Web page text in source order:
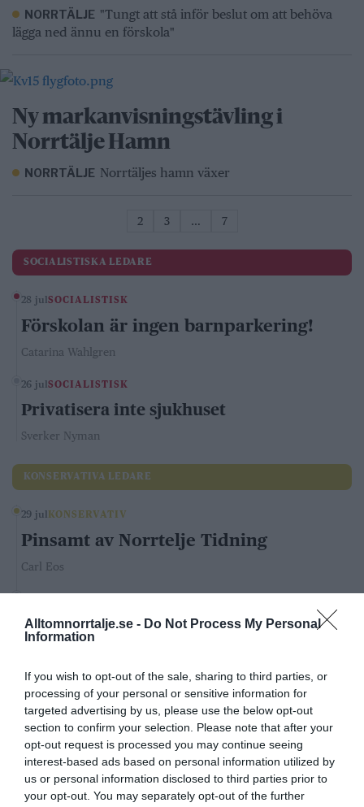
Alltomnorrtalje.se - Do Not Process My Personal
Information
If you wish to opt-out of the sale, sharing to third parties, or
processing of your personal or sensitive information for
targeted advertising by us, please use the below opt-out
section to confirm your selection. Please note that after your
opt-out request is processed you may continue seeing
interest-based ads based on personal information utilized by
us or personal information disclosed to third parties prior to
your opt-out. You may separately opt-out of the further
NORRTÄLJE "Tungt att stå inför beslut om att behöva
lägga ned ännu en förskola"
Ny markanvisningstävling i
Norrtälje Hamn
NORRTÄLJE Norrtäljes hamn växer
2 3 … 7
SOCIALISTISKA LEDARE
28 julSOCIALISTISK
Förskolan är ingen barnparkering!
Catarina Wahlgren
26 julSOCIALISTISK
Privatisera inte sjukhuset
Sverker Nyman
KONSERVATIVA LEDARE
29 julKONSERVATIV
Pinsamt av Norrtelje Tidning
Carl Eos
SD och Tidö avskaffar mängdrabatten för
våldtäkter och andra grova brott –
Socialdemokraterna säger nej
Andrea Kronvall
LIBERALA LEDARE
Norrtälje visar vägen: Fler elever